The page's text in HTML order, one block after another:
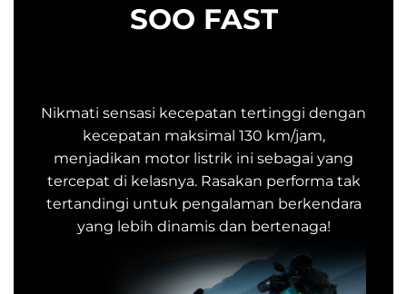
SOO FAST
Nikmati sensasi kecepatan tertinggi dengan
kecepatan maksimal 130 km/jam,
menjadikan motor listrik ini sebagai yang
tercepat di kelasnya. Rasakan performa tak
tertandingi untuk pengalaman berkendara
yang lebih dinamis dan bertenaga!